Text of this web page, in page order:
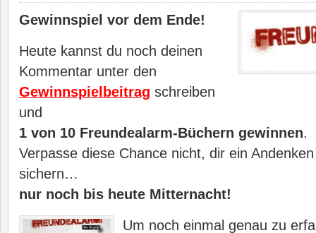
Gewinnspiel vor dem Ende!
Heute kannst du noch deinen
Kommentar unter den
Gewinnspielbeitrag schreiben
und
1 von 10 Freundealarm-Büchern gewinnen.
Verpasse diese Chance nicht, dir ein
sichern…
nur noch bis heute Mitternacht!
Um noch einmal genau zu